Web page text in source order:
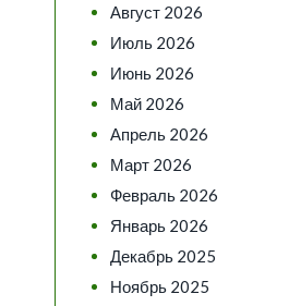
Август 2026
Июль 2026
Июнь 2026
Май 2026
Апрель 2026
Март 2026
Февраль 2026
Январь 2026
Декабрь 2025
Ноябрь 2025